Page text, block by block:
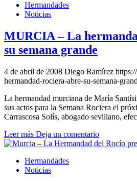
Hermandades
Noticias
MURCIA – La
su semana grande
4 de abril de 2008 Diego Ramírez
hermandad-rociera-abre-su-semana-
La hermandad murciana de María
sus actos para la Semana Rociera el
Carrascosa Solís, abogado sevillano,
Leer más Deja un comentario
Hermandades
Noticias